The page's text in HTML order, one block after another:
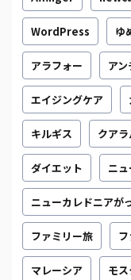
WordPress ゆ
アラフォー ア
エイジングケア
キルギス クア
ダイエット ニ
ニューカレドニアが
ファミリー旅
マレーシア モス